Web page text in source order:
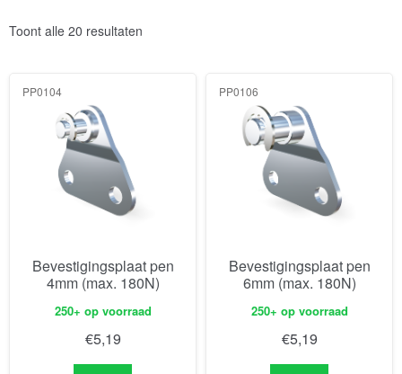
Toont alle 20 resultaten
PP0104
Bevestigingsplaat pen
4mm (max. 180N)
250+ op voorraad
€5,19
PP0106
Bevestigingsplaat pen
6mm (max. 180N)
250+ op voorraad
€5,19